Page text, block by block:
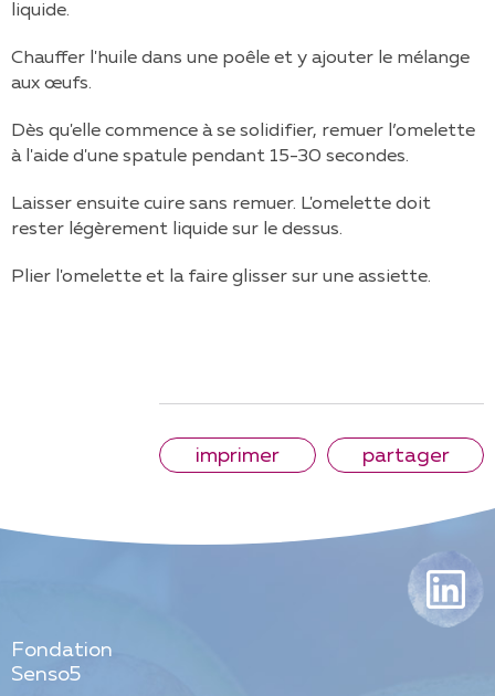
liquide.
Chauffer l'huile dans une poêle et y ajouter le mélange
aux œufs.
Dès qu'elle commence à se solidifier, remuer l’omelette
à l'aide d'une spatule pendant 15-30 secondes.
Laisser ensuite cuire sans remuer. L'omelette doit
rester légèrement liquide sur le dessus.
Plier l'omelette et la faire glisser sur une assiette.
imprimer partager
Fondation
Senso5